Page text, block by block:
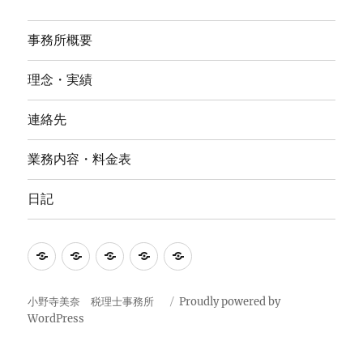
事務所概要
理念・実績
連絡先
業務内容・料金表
日記
事
所
概
理
念・
実
連
先
業
日
小野寺美奈 税理士事務所
Proudly powered by
WordPress